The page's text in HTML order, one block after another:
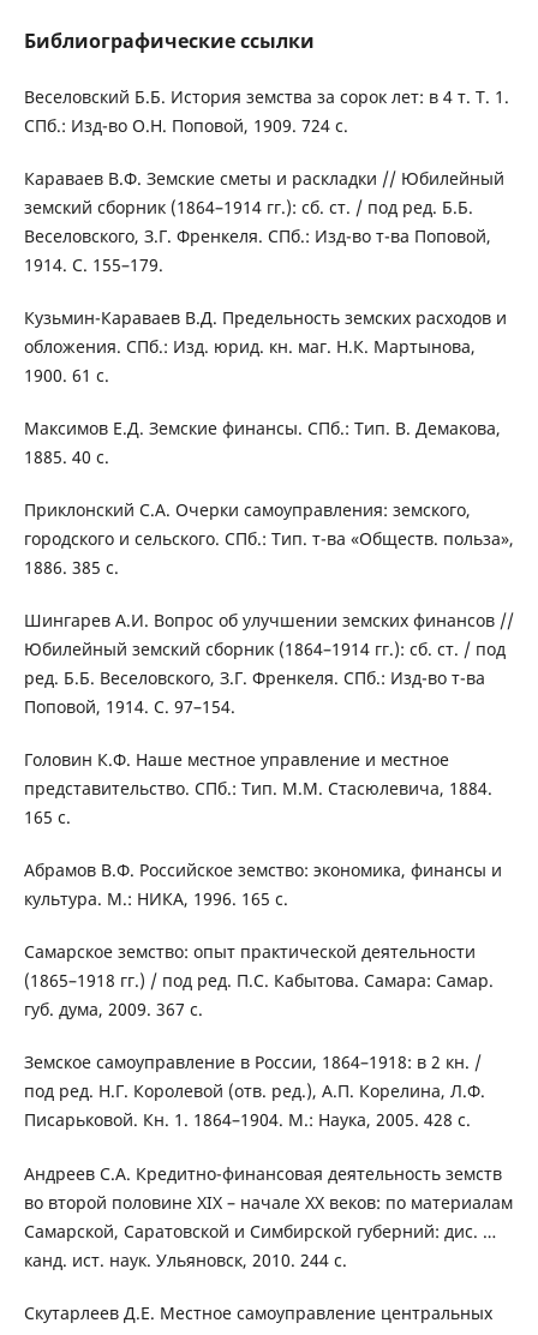
Библиографические ссылки
Веселовский Б.Б. История земства за сорок лет: в 4 т. Т. 1.
СПб.: Изд-во О.Н. Поповой, 1909. 724 с.
Караваев В.Ф. Земские сметы и раскладки // Юбилейный
земский сборник (1864–1914 гг.): сб. ст. / под ред. Б.Б.
Веселовского, З.Г. Френкеля. СПб.: Изд-во т-ва Поповой,
1914. C. 155–179.
Кузьмин-Караваев В.Д. Предельность земских расходов и
обложения. СПб.: Изд. юрид. кн. маг. Н.К. Мартынова,
1900. 61 с.
Максимов Е.Д. Земские финансы. СПб.: Тип. В. Демакова,
1885. 40 с.
Приклонский С.А. Очерки самоуправления: земского,
городского и сельского. СПб.: Тип. т-ва «Обществ. польза»,
1886. 385 с.
Шингарев А.И. Вопрос об улучшении земских финансов //
Юбилейный земский сборник (1864–1914 гг.): сб. ст. / под
ред. Б.Б. Веселовского, З.Г. Френкеля. СПб.: Изд-во т-ва
Поповой, 1914. С. 97–154.
Головин К.Ф. Наше местное управление и местное
представительство. СПб.: Тип. М.М. Стасюлевича, 1884.
165 с.
Абрамов В.Ф. Российское земство: экономика, финансы и
культура. М.: НИКА, 1996. 165 с.
Самарское земство: опыт практической деятельности
(1865–1918 гг.) / под ред. П.С. Кабытова. Самара: Самар.
губ. дума, 2009. 367 с.
Земское самоуправление в России, 1864–1918: в 2 кн. /
под ред. Н.Г. Королевой (отв. ред.), А.П. Корелина, Л.Ф.
Писарьковой. Кн. 1. 1864–1904. М.: Наука, 2005. 428 с.
Андреев С.А. Кредитно-финансовая деятельность земств
во второй половине XIX – начале XX веков: по материалам
Самарской, Саратовской и Симбирской губерний: дис. …
канд. ист. наук. Ульяновск, 2010. 244 с.
Скутарлеев Д.Е. Местное самоуправление центральных